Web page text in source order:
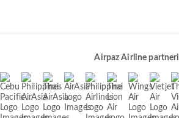
Airpaz Airline partneri